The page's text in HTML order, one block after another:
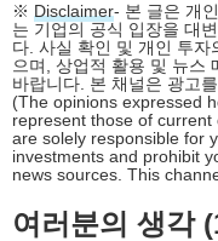
※ Disclaimer- 본 글은 개
는 기업의 공식 입장을 대
다. 사실 확인 및 개인 투자
으며, 상업적 활용 및 뉴스
바랍니다. 본 채널은 광고
(The opinions expressed
represent those of
are solely responsible for
investments and prohibit
news sources. This
여러분의 생각